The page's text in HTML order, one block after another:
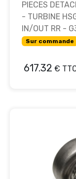
PIECES
- TURBINE
IN/OUT RR -
Sur commande
617.32 €